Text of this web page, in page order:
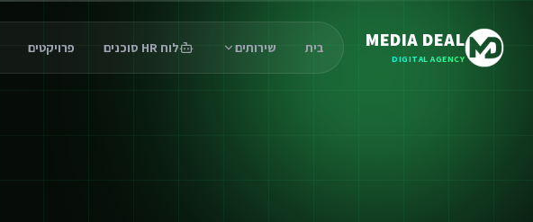
MEDIA DEAL
DIGITAL AGENCY
בית שירותים לוח HR סוכנים פרויקטים